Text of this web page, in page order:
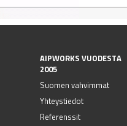
AIPWORKS VUODESTA
2005
Suomen vahvimmat
Yhteystiedot
Referenssit